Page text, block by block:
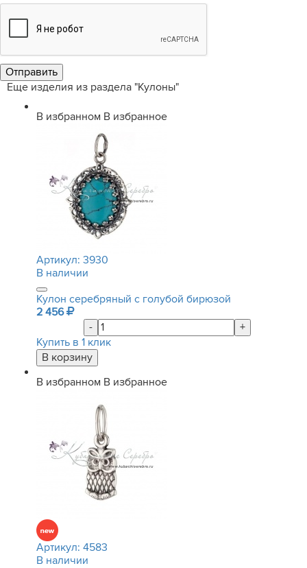
Еще изделия из раздела "Кулоны"
В избранном В избранное
Артикул: 3930
В наличии
Кулон серебряный с голубой бирюзой
2 456
-
+
Купить в 1 клик
В избранном В избранное
Артикул: 4583
В наличии